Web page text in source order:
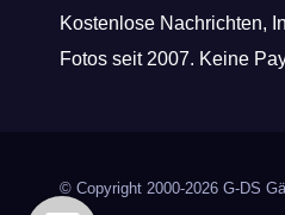
Kostenlose Nachrichten,
Fotos seit 2007. Keine
© Copyright 2000-2026 G-DS